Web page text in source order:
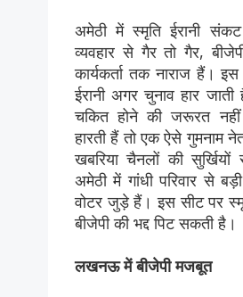
अमेठी में स्मृति ईरानी
व्यवहार से गैर तो गैर,
कार्यकर्ता तक नाराज हैं।
ईरानी अगर चुनाव हार
चकित होने की जरूरत
हारती हैं तो एक ऐसे गुमनाम
खबरिया चैनलों की
अमेठी में गांधी परिवार से
वोटर जुड़े हैं। इस सीट पर
बीजेपी की भद्द पिट सकती है।
लखनऊ में बीजेपी मजबूत